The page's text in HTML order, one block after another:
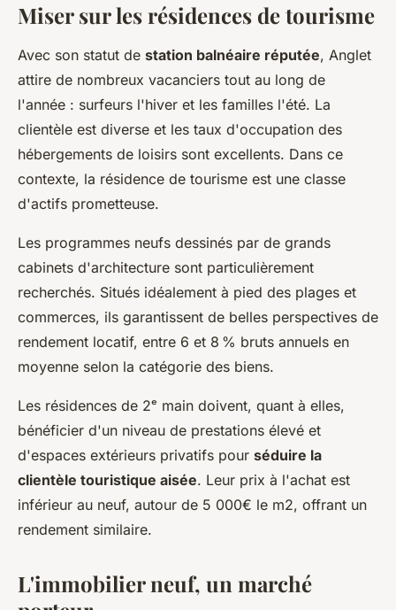
Miser sur les résidences de tourisme
Avec son statut de station balnéaire réputée, Anglet
attire de nombreux vacanciers tout au long de
l'année : surfeurs l'hiver et les familles l'été. La
clientèle est diverse et les taux d'occupation des
hébergements de loisirs sont excellents. Dans ce
contexte, la résidence de tourisme est une classe
d'actifs prometteuse.
Les programmes neufs dessinés par de grands
cabinets d'architecture sont particulièrement
recherchés. Situés idéalement à pied des plages et
commerces, ils garantissent de belles perspectives de
rendement locatif, entre 6 et 8 % bruts annuels en
moyenne selon la catégorie des biens.
Les résidences de 2ᵉ main doivent, quant à elles,
bénéficier d'un niveau de prestations élevé et
d'espaces extérieurs privatifs pour séduire la
clientèle touristique aisée. Leur prix à l'achat est
inférieur au neuf, autour de 5 000€ le m2, offrant un
rendement similaire.
L'immobilier neuf, un marché